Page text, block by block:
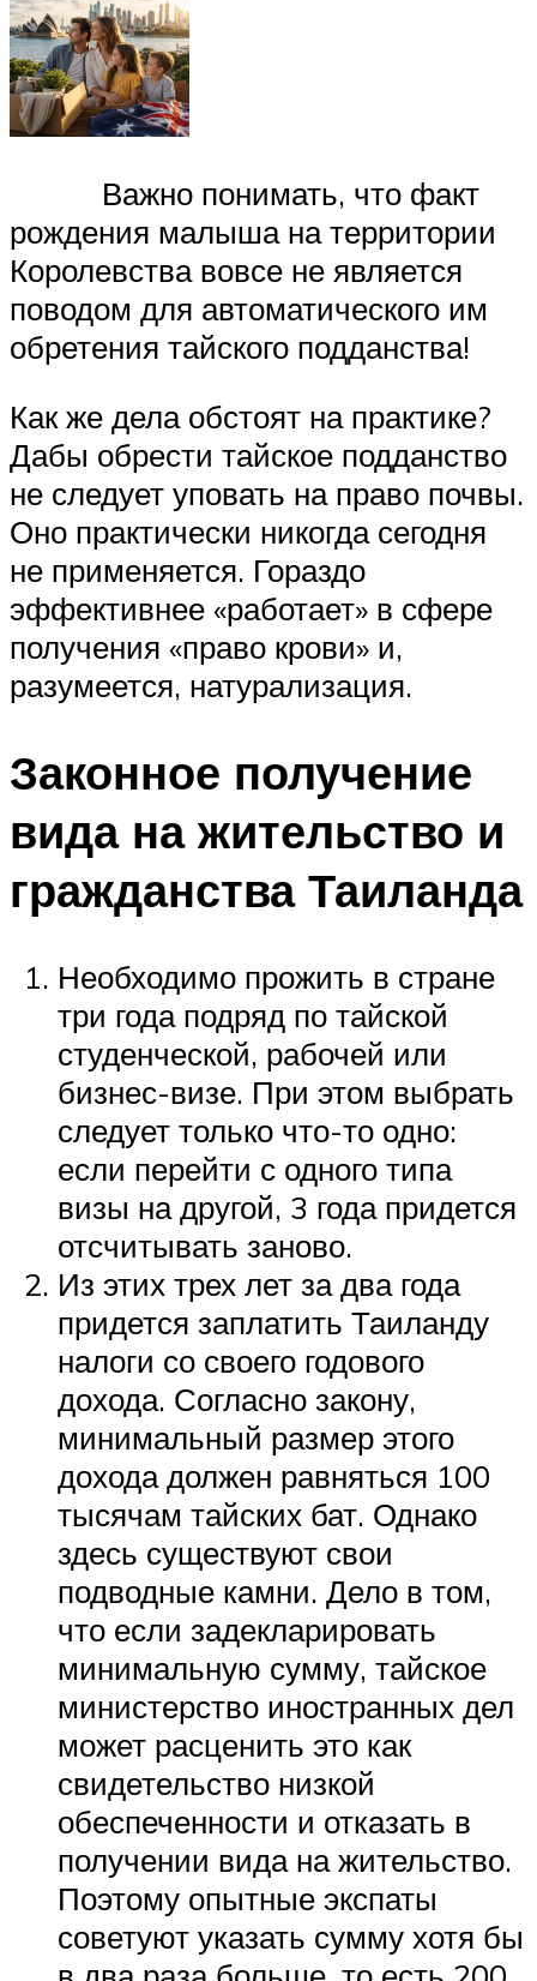
Важно понимать, что факт
рождения малыша на территории
Королевства вовсе не является
поводом для автоматического им
обретения тайского подданства!
Как же дела обстоят на практике?
Дабы обрести тайское подданство
не следует уповать на право почвы.
Оно практически никогда сегодня
не применяется. Гораздо
эффективнее «работает» в сфере
получения «право крови» и,
разумеется, натурализация.
Законное получение
вида на жительство и
гражданства Таиланда
Необходимо прожить в стране
три года подряд по тайской
студенческой, рабочей или
бизнес-визе. При этом выбрать
следует только что-то одно:
если перейти с одного типа
визы на другой, 3 года придется
отсчитывать заново.
Из этих трех лет за два года
придется заплатить Таиланду
налоги со своего годового
дохода. Согласно закону,
минимальный размер этого
дохода должен равняться 100
тысячам тайских бат. Однако
здесь существуют свои
подводные камни. Дело в том,
что если задекларировать
минимальную сумму, тайское
министерство иностранных дел
может расценить это как
свидетельство низкой
обеспеченности и отказать в
получении вида на жительство.
Поэтому опытные экспаты
советуют указать сумму хотя бы